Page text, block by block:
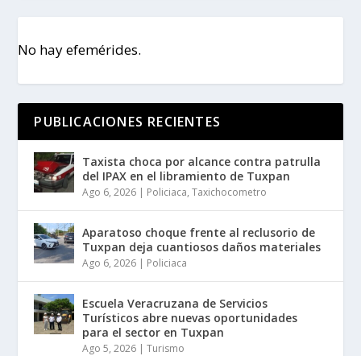
No hay efemérides.
PUBLICACIONES RECIENTES
Taxista choca por alcance contra patrulla
del IPAX en el libramiento de Tuxpan
Ago 6, 2026 | Policiaca,Taxichocometro
Aparatoso choque frente al reclusorio de
Tuxpan deja cuantiosos daños materiales
Ago 6, 2026 | Policiaca
Escuela Veracruzana de Servicios
Turísticos abre nuevas oportunidades
para el sector en Tuxpan
Ago 5, 2026 |Turismo